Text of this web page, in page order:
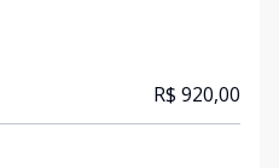
R$ 920,00